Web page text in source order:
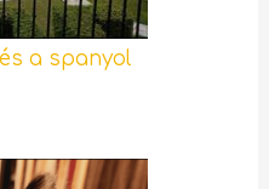
a spanyol